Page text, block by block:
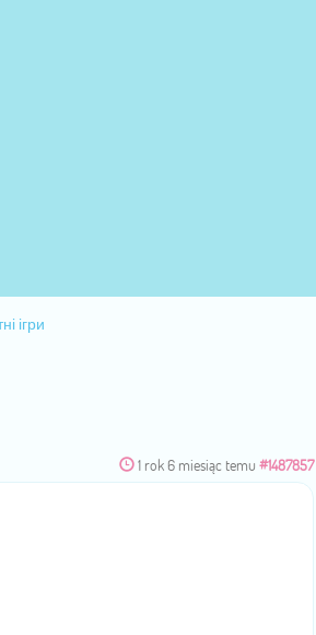
ігри
1 rok 6 miesiąc temu #1487857